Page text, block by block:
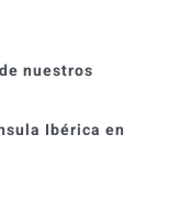
nuestros
Ibérica en